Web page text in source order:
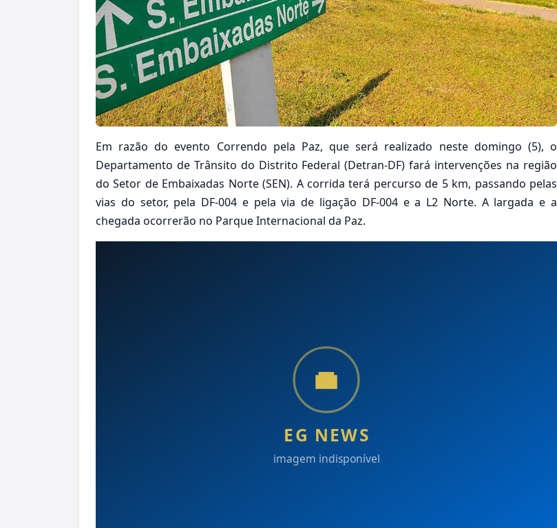
Em razão do evento Correndo pela Paz, que será realizado neste domingo (5), o
Departamento de Trânsito do Distrito Federal (Detran-DF) fará intervenções na região
do Setor de Embaixadas Norte (SEN). A corrida terá percurso de 5 km, passando pelas
vias do setor, pela DF-004 e pela via de ligação DF-004 e a L2 Norte. A largada e a
chegada ocorrerão no Parque Internacional da Paz.